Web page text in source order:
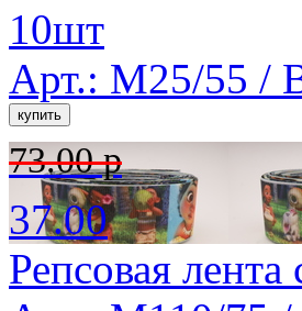
10шт
Арт.: M25/55 /
73.00 р
37.00
Репсовая